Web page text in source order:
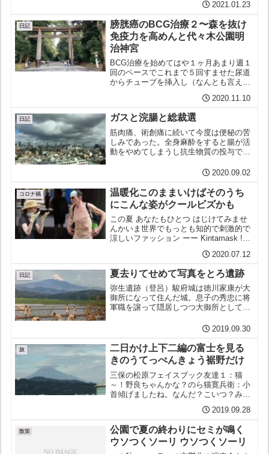
首相の施政方針演説４５分。すでにこれ
まで語られてきたことばかり。これでも
か、これで...
2021.01.23
日記
膀胱癌のBCG治療２〜森を抜け
免疫力を高めんと代々木公園明
治神宮
BCG治療を始めてはや１ヶ月あまり週１
回のペースでこれまで５回すませた尿道
からチューブを挿入し（なんとも言えぬ
胱に注入体の免疫がそれと戦うと癌細胞
をも攻撃してくれる（らしい）という治
療初回こそ副作用は出な...
2020.11.10
日記 ガスと浣腸と総裁選
筋肉痛、術創痛に続いて今度は便秘の苦
しみであった。全身麻酔をすると腸が活
動をやめてしまうし抗生物質の投与で腸
るのだそうだが丸４日まったく便通がな
飲んでいるのだが全く効き...
2020.09.02
コロナ禍
温暖化このままいけばそのうち
にこんな姿がクールビズかも
この夏 あなたもひとつ はじけてみませ
んかいま世界でもっとも知的で刺激的で
涼しいファッション ーー Kintamask !ー
スブック笑点大喜利の時間がやってまい
りました。上の写真で男女の会話を作っ
て下さ...
2020.07.12
日記 夏去りてせめて写真をとろ遺跡
弥生遺跡（登呂）駿府城は徳川家康が大
御所になって住んだ城。息子の秀忠に将
軍職を譲って隠居しつつ大御所として影
守られていた。今その櫓二つ（巽櫓と坤
進められている。これまで...
2019.09.30
旅
二日かけ上下二編の富士を見る
きのうてっぺんきょう裾野だけ
三保の松原フェイスブック友達１：猫
～！野良ちゃんかな？のら猫寛兵衛：小
首傾げましたね。なんだ？こいつ？みた
よ、とでも言いたげ。小首傾げました
ね。なんだ？こいつ？みたいな。変なや
つ来やがったな、調子狂うよ、...
2019.09.28
散策
公園で夏の終わりにセミが鳴く
ウソつくソーリ ウソつくソーリ